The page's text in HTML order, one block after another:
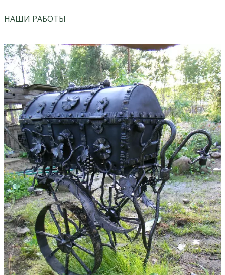
НАШИ РАБОТЫ